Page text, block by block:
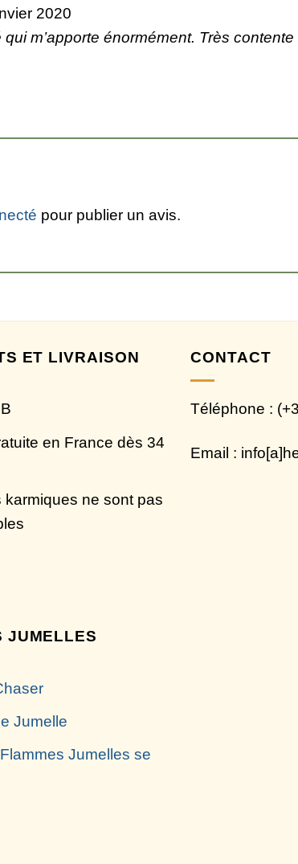
2020
m’apporte énormément. Très
pour publier un avis.
ET LIVRAISON
en France dès 34
karmiques ne sont pas
CONTACT
Téléphone :
Email :
JUMELLES
Jumelle
Jumelles se